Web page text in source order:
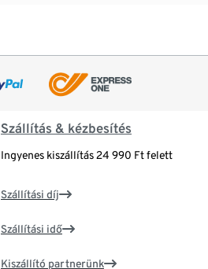
Szállítás & kézbesítés
Ingyenes kiszállítás 24 990 Ft felett
Szállítási díj
Szállítási idő
Kiszállító partnerünk